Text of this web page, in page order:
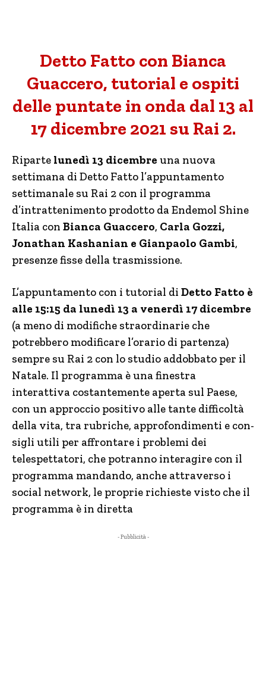
Detto Fatto con Bianca
Guaccero, tutorial e ospiti
delle puntate in onda dal 13 al
17 dicembre 2021 su Rai 2.
Riparte lunedì 13 dicembre una nuova
settimana di Detto Fatto l’appuntamento
settimanale su Rai 2 con il programma
d’intrattenimento prodotto da Endemol Shine
Italia con Bianca Guaccero, Carla Gozzi,
Jonathan Kashanian e Gianpaolo Gambi,
presenze fisse della trasmissione.
L’appuntamento con i tutorial di Detto Fatto è
alle 15:15 da lunedì 13 a venerdì 17 dicembre
(a meno di modifiche straordinarie che
potrebbero modificare l’orario di partenza)
sempre su Rai 2 con lo studio addobbato per il
Natale. Il programma è una finestra
interattiva costantemente aperta sul Paese,
con un approccio positivo alle tante difficoltà
della vita, tra rubriche, approfondimenti e con­
sigli utili per affrontare i problemi dei
telespettatori, che potranno interagire con il
programma mandando, anche attraverso i
social network, le proprie richieste visto che il
programma è in diretta
- Pubblicità -